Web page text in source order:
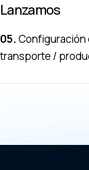
Lanzamos
05.Configuración
transporte /